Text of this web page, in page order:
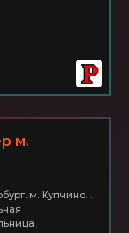
м.
м. Купчино. .